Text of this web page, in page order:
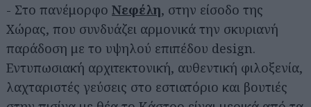
- Στο πανέμορφο Νεφέλη, στην είσοδο της
Χώρας, που συνδυάζει αρμονικά την σκυριανή
παράδοση με το υψηλού επιπέδου design.
Εντυπωσιακή αρχιτεκτονική, αυθεντική φιλοξενία,
λαχταριστές γεύσεις στο εστιατόριο και βουτιές